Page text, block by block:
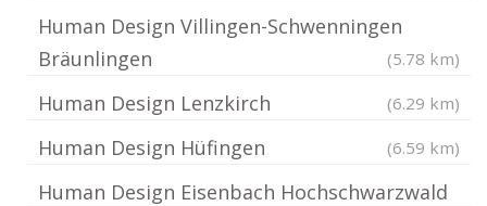
Human Design Villingen-Schwenningen
Bräunlingen
(5.78 km)
Human Design Lenzkirch (6.29 km)
Human Design Hüfingen (6.59 km)
Human Design Eisenbach Hochschwarzwald